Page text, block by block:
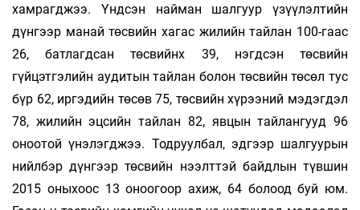
хамрагджээ. Үндсэн найман шалгуур үзүүлэлтийн
дүнгээр манай төсвийн хагас жилийн тайлан 100-гаас
26, батлагдсан төсвийнх 39, нэгдсэн төсвийн
гүйцэтгэлийн аудитын тайлан болон төсвийн төсөл тус
бүр 62, иргэдийн төсөв 75, төсвийн хүрээний мэдэгдэл
78, жилийн эцсийн тайлан 82, явцын тайлангууд 96
оноотой үнэлэгджээ. Тодруулбал, эдгээр шалгуурын
нийлбэр дүнгээр төсвийн нээлттэй байдлын түвшин
2015 оныхоос 13 оноогоор ахиж, 64 болоод буй юм.